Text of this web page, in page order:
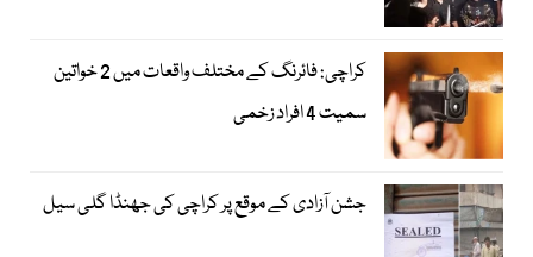
کراچی: فائرنگ کے مختلف واقعات میں 2 خواتین
سمیت 4 افراد زخمی
جشن آزادی کے موقع پر کراچی کی جھنڈا گلی سیل